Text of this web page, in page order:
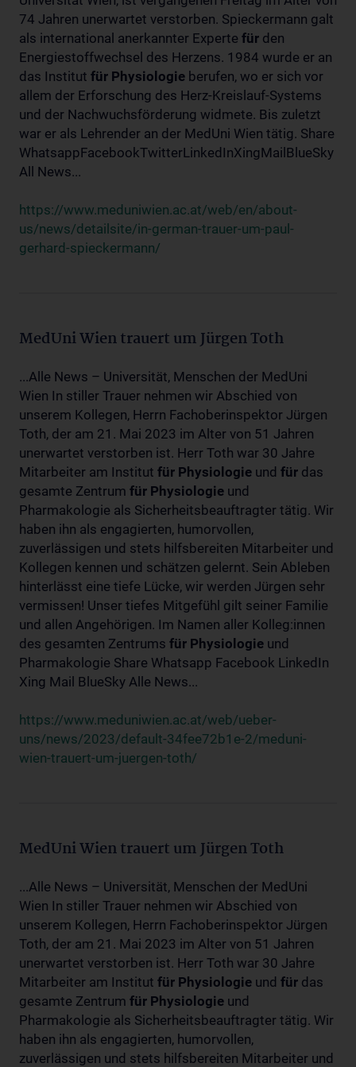
74 Jahren unerwartet verstorben. Spieckermann galt
als international anerkannter Experte für den
Energiestoffwechsel des Herzens. 1984 wurde er an
das Institut für Physiologie berufen, wo er sich vor
allem der Erforschung des Herz-Kreislauf-Systems
und der Nachwuchsförderung widmete. Bis zuletzt
war er als Lehrender an der MedUni Wien tätig. Share
WhatsappFacebookTwitterLinkedInXingMailBlueSky
All News...
https://www.meduniwien.ac.at/web/en/about-
us/news/detailsite/in-german-trauer-um-paul-
gerhard-spieckermann/
MedUni Wien trauert um Jürgen Toth
...Alle News – Universität, Menschen der MedUni
Wien In stiller Trauer nehmen wir Abschied von
unserem Kollegen, Herrn Fachoberinspektor Jürgen
Toth, der am 21. Mai 2023 im Alter von 51 Jahren
unerwartet verstorben ist. Herr Toth war 30 Jahre
Mitarbeiter am Institut für Physiologie und für das
gesamte Zentrum für Physiologie und
Pharmakologie als Sicherheitsbeauftragter tätig. Wir
haben ihn als engagierten, humorvollen,
zuverlässigen und stets hilfsbereiten Mitarbeiter und
Kollegen kennen und schätzen gelernt. Sein Ableben
hinterlässt eine tiefe Lücke, wir werden Jürgen sehr
vermissen! Unser tiefes Mitgefühl gilt seiner Familie
und allen Angehörigen. Im Namen aller Kolleg:innen
des gesamten Zentrums für Physiologie und
Pharmakologie Share Whatsapp Facebook LinkedIn
Xing Mail BlueSky Alle News...
https://www.meduniwien.ac.at/web/ueber-
uns/news/2023/default-34fee72b1e-2/meduni-
wien-trauert-um-juergen-toth/
MedUni Wien trauert um Jürgen Toth
...Alle News – Universität, Menschen der MedUni
Wien In stiller Trauer nehmen wir Abschied von
unserem Kollegen, Herrn Fachoberinspektor Jürgen
Toth, der am 21. Mai 2023 im Alter von 51 Jahren
unerwartet verstorben ist. Herr Toth war 30 Jahre
Mitarbeiter am Institut für Physiologie und für das
gesamte Zentrum für Physiologie und
Pharmakologie als Sicherheitsbeauftragter tätig. Wir
haben ihn als engagierten, humorvollen,
zuverlässigen und stets hilfsbereiten Mitarbeiter und